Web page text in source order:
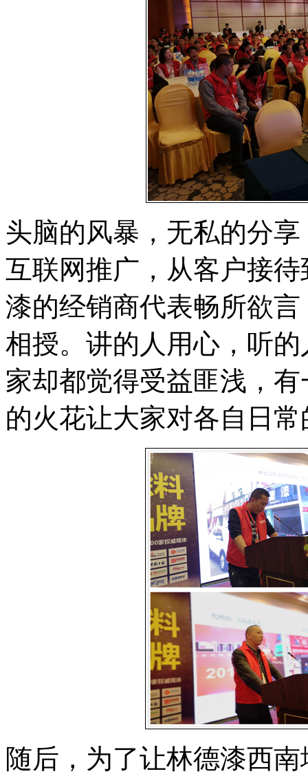
头脑的风暴，无私的分
互联网推广，从客户接
漆的经销商代表畅所欲
相授。讲的人用心，听
家却都觉得受益匪浅，
的火花让大家对各自日
随后，为了让林德漆西